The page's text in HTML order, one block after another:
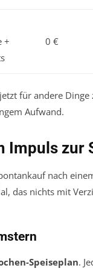
+
0 €
für andere Dinge
Aufwand.
Impuls zur
nach
das nichts mit
Speiseplan.